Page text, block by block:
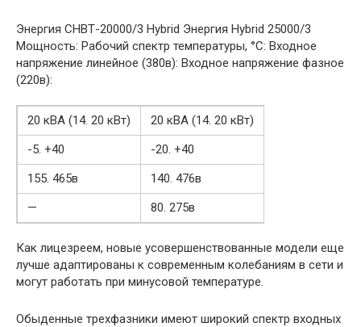
Энергия СНВТ-20000/3 Hybrid Энергия Hybrid 25000/3
Мощность: Рабочий спектр температуры, °С: Входное
напряжение линейное (380в): Входное напряжение фазное
(220в):
20 кВA (14. 20 кВт)
20 кВA (14. 20 кВт)
-5. +40
-20. +40
155. 465в
140. 476в
—
80. 275в
Как лицезреем, новые усовершенствованные модели еще
лучше адаптированы к современным колебаниям в сети и
могут работать при минусовой температуре.
Обыденные трехфазники имеют широкий спектр входных